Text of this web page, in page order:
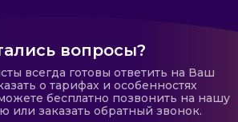
вопросы?
всегда готовы ответить на Ваш
о тарифах и особенностях
бесплатно позвонить на нашу
или заказать обратный звонок.